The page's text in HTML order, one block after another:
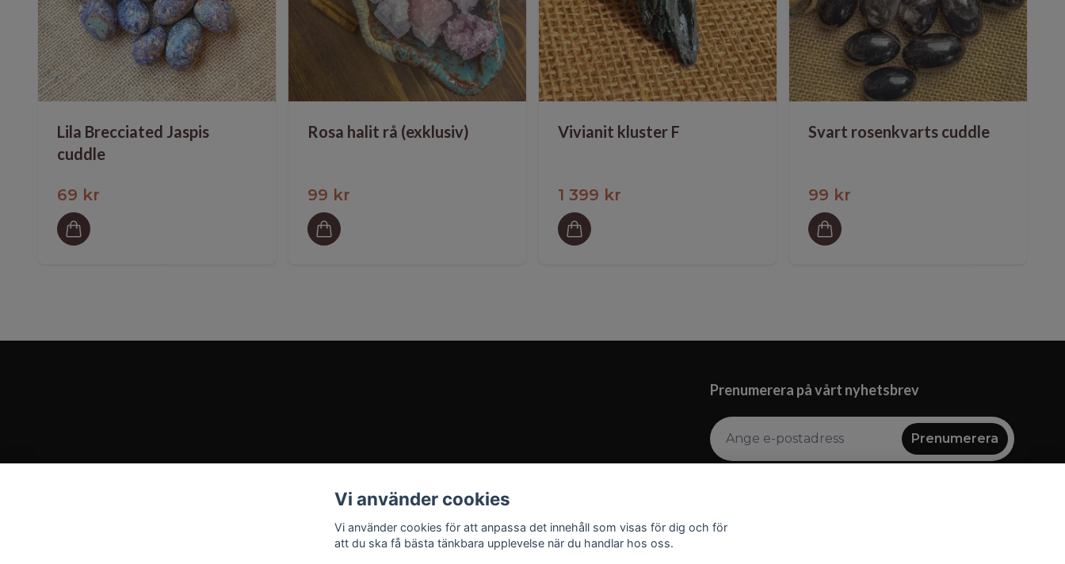
Lila Brecciated Jaspis
cuddle
69 kr
Rosa halit rå (exklusiv)
99 kr
Vivianit kluster F
1 399 kr
Svart rosenkvarts cuddle
99 kr
Prenumerera på vårt nyhetsbrev
Prenumerera
Vi använder cookies
Vi använder cookies för att anpassa det innehåll som visas för dig och för
att du ska få bästa tänkbara upplevelse när du handlar hos oss.